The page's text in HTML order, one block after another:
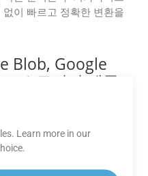
이 빠르고 정확한 변환을
Blob, Google
스토리지 제공
Cloud는 인기 있는 클라
합을 제공하여 중간 업로
력을 저장할 수 있습니다.
Learn more in our